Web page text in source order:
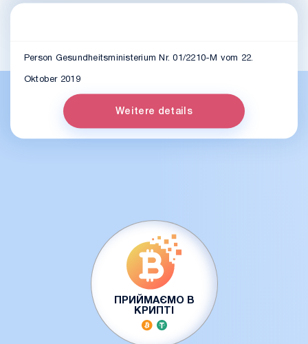
Person Gesundheitsministerium Nr. 01/2210-M vom 22.
Oktober 2019
Weitere details
ПРИЙМАЄМО В
КРИПТІ